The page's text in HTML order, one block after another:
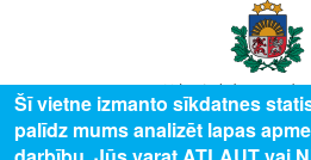
© 2025 Valsts izglītības attīstības
Šī vietne izmanto sīkdatnes
palīdz mums analizēt lapas